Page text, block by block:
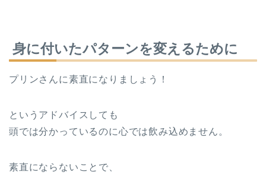
身に付いたパターンを変えるために
プリンさんに素直になりましょう！
というアドバイスしても
頭では分かっているのに心では飲み込めません。
素直にならないことで、